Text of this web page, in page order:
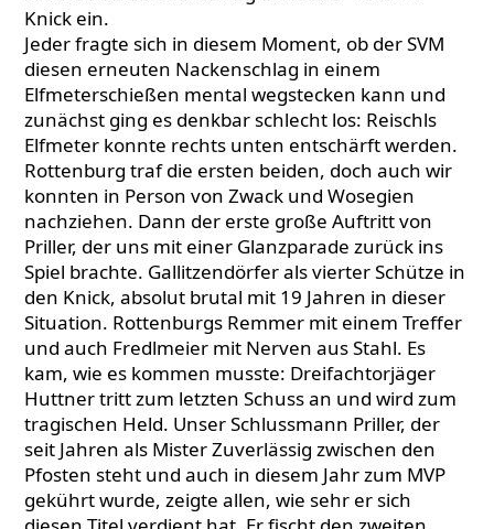
Knick ein.
Jeder fragte sich in diesem Moment, ob der SVM
diesen erneuten Nackenschlag in einem
Elfmeterschießen mental wegstecken kann und
zunächst ging es denkbar schlecht los: Reischls
Elfmeter konnte rechts unten entschärft werden.
Rottenburg traf die ersten beiden, doch auch wir
konnten in Person von Zwack und Wosegien
nachziehen. Dann der erste große Auftritt von
Priller, der uns mit einer Glanzparade zurück ins
Spiel brachte. Gallitzendörfer als vierter Schütze in
den Knick, absolut brutal mit 19 Jahren in dieser
Situation. Rottenburgs Remmer mit einem Treffer
und auch Fredlmeier mit Nerven aus Stahl. Es
kam, wie es kommen musste: Dreifachtorjäger
Huttner tritt zum letzten Schuss an und wird zum
tragischen Held. Unser Schlussmann Priller, der
seit Jahren als Mister Zuverlässig zwischen den
Pfosten steht und auch in diesem Jahr zum MVP
gekührt wurde, zeigte allen, wie sehr er sich